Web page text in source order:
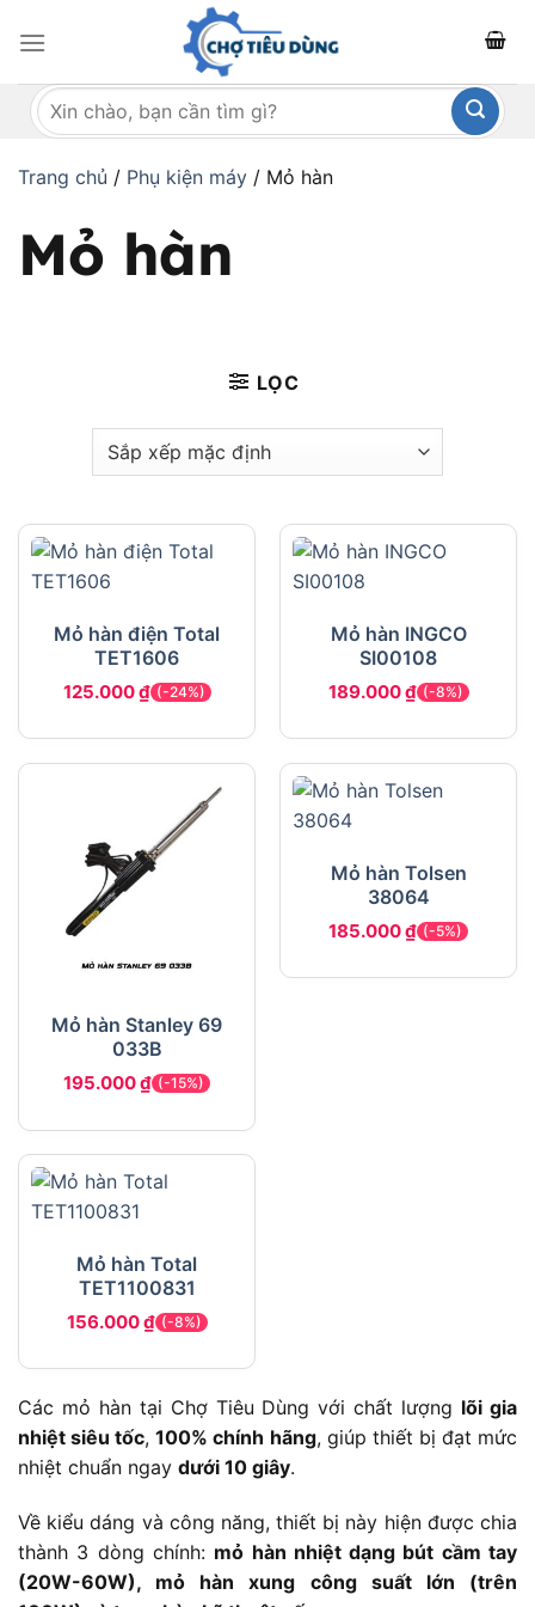
qua
dungTìm
kiếm:
Trang chủ / Phụ kiện máy / Mỏ hàn
Mỏ hàn
LỌC
Mỏ hàn điện Total
TET1606
125.000₫ (-24%)
Mỏ hàn INGCO
SI00108
189.000₫ (-8%)
Mỏ hàn Stanley 69
033B
195.000₫ (-15%)
Mỏ hàn Tolsen
38064
185.000₫ (-5%)
Mỏ hàn Total
TET1100831
156.000₫ (-8%)
Các mỏ hàn tại Chợ Tiêu Dùng với chất lượng lõi gia
nhiệt siêu tốc,100% chính hãng, giúp thiết bị đạt mức
nhiệt chuẩn ngay dưới 10 giây.
Về kiểu dáng và công năng, thiết bị này hiện được chia
thành 3 dòng chính: mỏ hàn nhiệt dạng bút cầm tay
(20W-60W), mỏ hàn xung công suất lớn (trên